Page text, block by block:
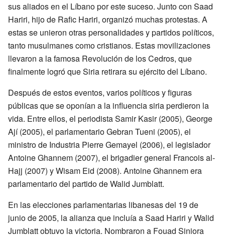
sus aliados en el Líbano por este suceso. Junto con Saad
Hariri, hijo de Rafic Hariri, organizó muchas protestas. A
estas se unieron otras personalidades y partidos políticos,
tanto musulmanes como cristianos. Estas movilizaciones
llevaron a la famosa Revolución de los Cedros, que
finalmente logró que Siria retirara su ejército del Líbano.
Después de estos eventos, varios políticos y figuras
públicas que se oponían a la influencia siria perdieron la
vida. Entre ellos, el periodista Samir Kasir (2005), George
Ají (2005), el parlamentario Gebran Tueni (2005), el
ministro de Industria Pierre Gemayel (2006), el legislador
Antoine Ghannem (2007), el brigadier general Francois al-
Hajj (2007) y Wisam Eid (2008). Antoine Ghannem era
parlamentario del partido de Walid Jumblatt.
En las elecciones parlamentarias libanesas del 19 de
junio de 2005, la alianza que incluía a Saad Hariri y Walid
Jumblatt obtuvo la victoria. Nombraron a Fouad Siniora